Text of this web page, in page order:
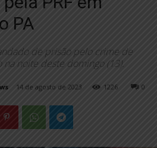
PA
de prisão pelo crime de
noite deste domingo (13).
14 de agosto de 2023 0
1226